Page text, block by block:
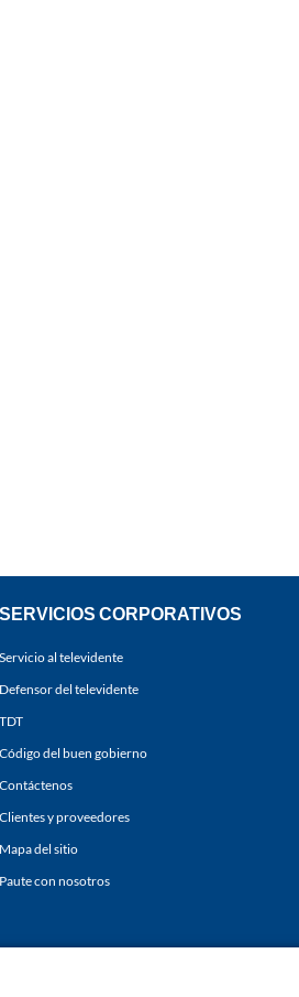
SERVICIOS CORPORATIVOS
Servicio al televidente
Defensor del televidente
TDT
Código del buen gobierno
Contáctenos
Clientes y proveedores
Mapa del sitio
Paute con nosotros